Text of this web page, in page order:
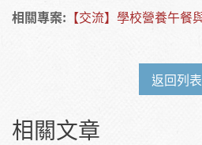
相關專案: 【交流】學校營養午餐
返回列表
相關文章